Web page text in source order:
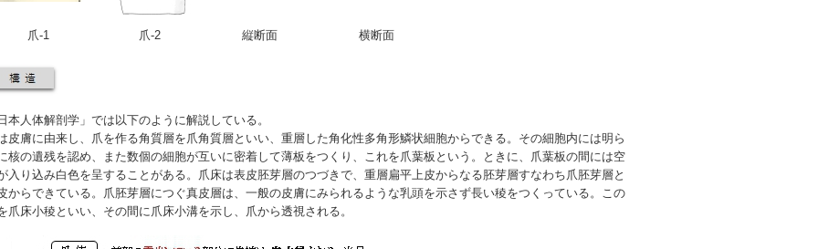
爪-1 爪-2 縦断面 横断面
本人体解剖学」では以下のように解説している。
皮膚に由来し、爪を作る角質層を爪角質層といい、重層した角化性多角形鱗状細胞からできる。その細胞内には明ら
核の遺残を認め、また数個の細胞が互いに密着して薄板をつくり、これを爪葉板 という。ときに、爪葉板の間には空
入り込み白色を呈することがある。爪床は表皮胚芽層のつづきで、重層扁平上皮からなる胚芽層すなわち爪胚芽層と
からできている。爪胚芽層につぐ真皮層は、一般の皮膚にみられるような乳頭を示さず長い稜をつくっている。この
爪床小稜といい、その間に爪床小溝を示し、爪から透視される。